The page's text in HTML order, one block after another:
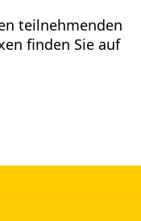
teilnehmenden
finden Sie auf